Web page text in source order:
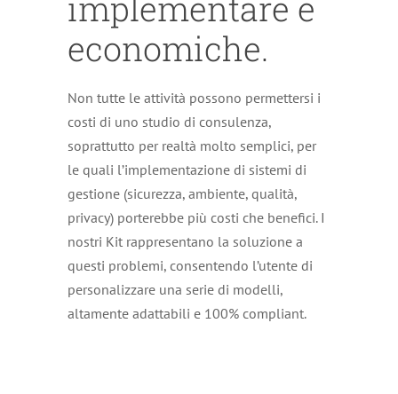
economiche.
Non tutte le attività possono permettersi i
costi di uno studio di consulenza,
soprattutto per realtà molto semplici, per
le quali l’implementazione di sistemi di
gestione (sicurezza, ambiente, qualità,
privacy) porterebbe più costi che benefici. I
nostri Kit rappresentano la soluzione a
questi problemi, consentendo l’utente di
personalizzare una serie di modelli,
altamente adattabili e 100% compliant.